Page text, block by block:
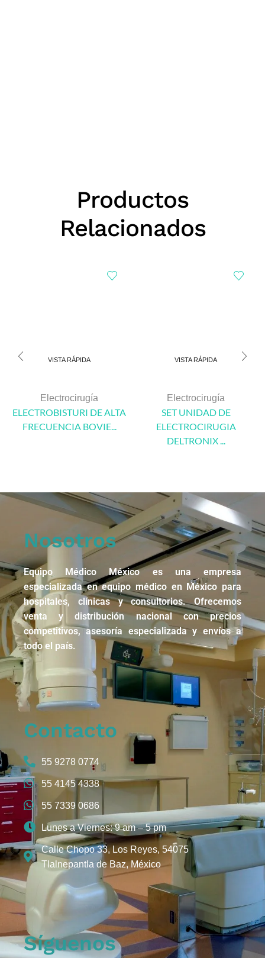
Productos
Relacionados
VISTA RÁPIDA
Electrocirugía
ELECTROBISTURI DE ALTA
FRECUENCIA BOVIE...
VISTA RÁPIDA
Electrocirugía
SET UNIDAD DE
ELECTROCIRUGIA
DELTRONIX ...
Nosotros
Equipo Médico México es una empresa
especializada en equipo médico en México para
hospitales, clínicas y consultorios. Ofrecemos
venta y distribución nacional con precios
competitivos, asesoría especializada y envíos a
todo el país.
Contacto
55 9278 0774
55 4145 4338
55 7339 0686
Lunes a Viernes: 9 am – 5 pm
Calle Chopo 33, Los Reyes, 54075
Tlalnepantla de Baz, México
Síguenos